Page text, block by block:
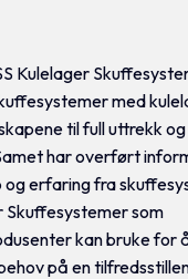
Kulelager
med
til full uttrekk
har overført
og erfaring fra
Skuffesystemer som
kan bruke for
på en